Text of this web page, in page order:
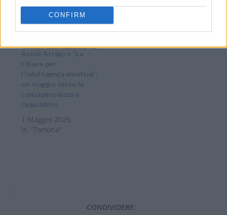
CONFIRM
Annie Arrigo e “La
chiave per
l’intelligenza emotiva”:
un viaggio verso la
consapevolezza e
l’equilibrio
1 Maggio 2025
In "Tortona"
CONDIVIDERE: